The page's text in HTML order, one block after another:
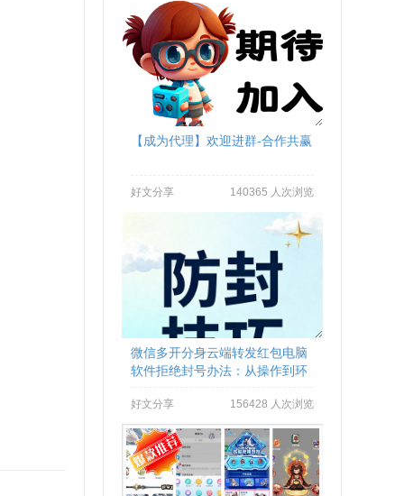
【成为代理】欢迎进群-合作共赢
好文分享 140365 人次浏览
微信多开分身云端转发红包电脑
软件拒绝封号办法：从操作到环
好文分享 156428 人次浏览